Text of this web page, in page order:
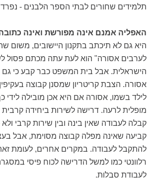
תלמידים שחורים לבתי הספר הלבנים - נפרד
האפליה אמנם אינה מפורשת ואינה
היא גם לא תיכתב בתקנון היישובים, משום
לערבים אסורה" הוא לעת עתה מכתם פסול
הישראלית. אבל בית המשפט כבר קבע כי גם
אסורה. הצבת קריטריון שמסנן קבוצה
לילד בשמו, אסורה אם היא אכן מובילה לידי
מופלית לרעה. דרישה לשירות ביחידה
קבלה לעבודה שאין בינה ובין שירות קרבי
קביעה שאינה מפלה קבוצה מסוימת, אבל
להתקבל לעבודה. במקרים אחרים, לעומת
רלוונטי כמו למשל הדרישה לכוח פיסי
לעבודת סבלות.